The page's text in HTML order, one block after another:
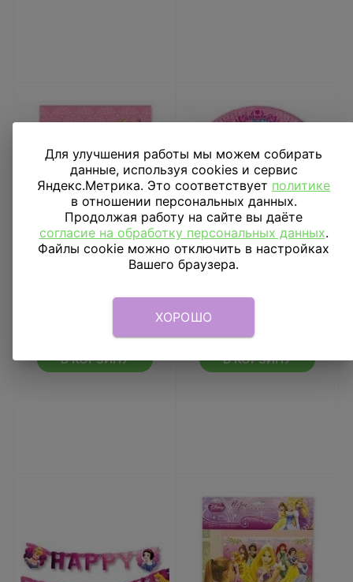
зверушки, 1,2*1,8 м
В КОРЗИНУ
Принцессы и
В КОРЗИНУ
Для улучшения работы мы можем собирать
данные, используя cookies и сервис
Яндекс.Метрика. Это соответствует политике
в отношении персональных данных.
Продолжая работу на сайте вы даёте
согласие на обработку персональных данных.
Файлы cookie можно отключить в настройках
Вашего браузера.
ХОРОШО